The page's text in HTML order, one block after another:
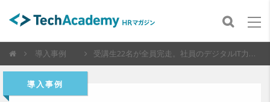
導入事例 受講生22名が全員完走。社員のデジタルIT力を高め、データAI活用プロジェクトの円滑化へ
導入事例